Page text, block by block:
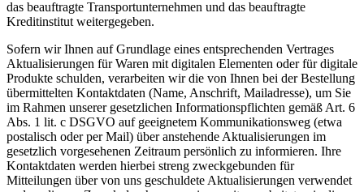
das beauftragte Transportunternehmen und das beauftragte
Kreditinstitut weitergegeben.
Sofern wir Ihnen auf Grundlage eines entsprechenden Vertrages
Aktualisierungen für Waren mit digitalen Elementen oder für digitale
Produkte schulden, verarbeiten wir die von Ihnen bei der Bestellung
übermittelten Kontaktdaten (Name, Anschrift, Mailadresse), um Sie
im Rahmen unserer gesetzlichen Informationspflichten gemäß Art. 6
Abs. 1 lit. c DSGVO auf geeignetem Kommunikationsweg (etwa
postalisch oder per Mail) über anstehende Aktualisierungen im
gesetzlich vorgesehenen Zeitraum persönlich zu informieren. Ihre
Kontaktdaten werden hierbei streng zweckgebunden für
Mitteilungen über von uns geschuldete Aktualisierungen verwendet